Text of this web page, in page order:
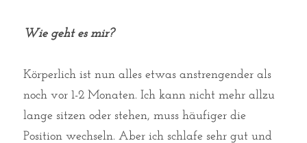
Wie geht es mir?
Körperlich ist nun alles etwas anstrengender als
noch vor 1-2 Monaten. Ich kann nicht mehr allzu
lange sitzen oder stehen, muss häufiger die
Position wechseln. Aber ich schlafe sehr gut und